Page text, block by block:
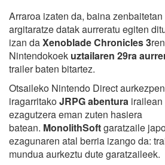
Arraroa izaten da, baina
argitaratze datak aurreratu egiten
izan daXenoblade Chronicles 3
Nintendokoek uztailaren 29ra
trailer baten bitartez.
Otsaileko Nintendo Direct
iragarritakoJRPG abentura
ezagutzera eman zuten hasiera
batean. MonolithSoftgaratzaile
ezagunaren atal berria izango da:
mundua aurkeztu dute garatzaileek.